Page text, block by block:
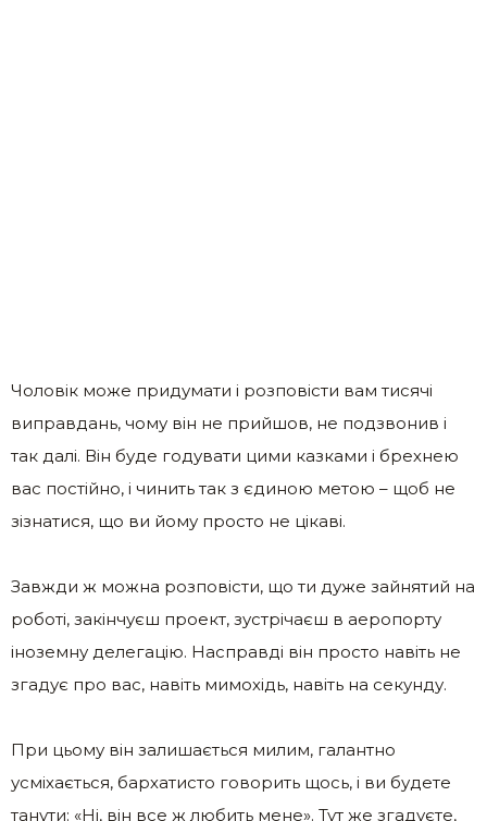
Чоловік може придумати і розповісти вам тисячі
виправдань, чому він не прийшов, не подзвонив і
так далі. Він буде годувати цими казками і брехнею
вас постійно, і чинить так з єдиною метою – щоб не
зізнатися, що ви йому просто не цікаві.
Завжди ж можна розповісти, що ти дуже зайнятий на
роботі, закінчуєш проект, зустрічаєш в аеропорту
іноземну делегацію. Насправді він просто навіть не
згадує про вас, навіть мимохідь, навіть на секунду.
При цьому він залишається милим, галантно
усміхається, бархатисто говорить щось, і ви будете
танути: «Ні, він все ж любить мене». Тут же згадуєте,